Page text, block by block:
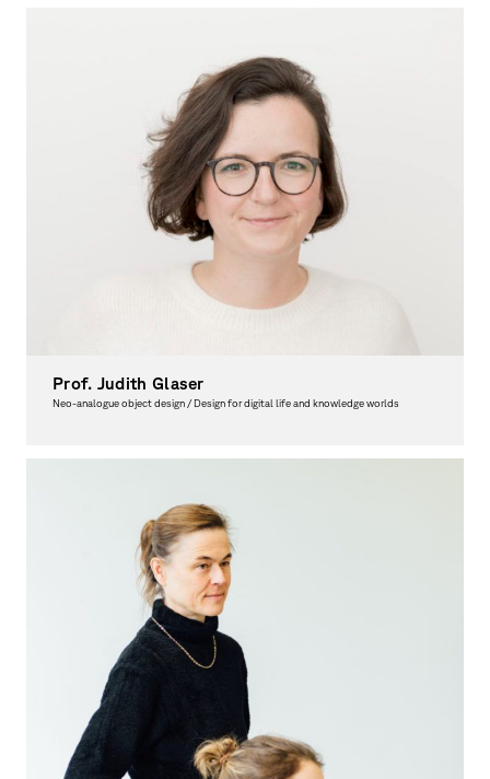
Prof. Judith Glaser
Neo-analogue object design / Design for digital life and knowledge worlds